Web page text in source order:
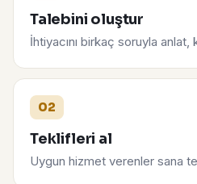
Talebini oluştur
İhtiyacını birkaç soruyla
02
Teklifleri al
Uygun hizmet verenler sana